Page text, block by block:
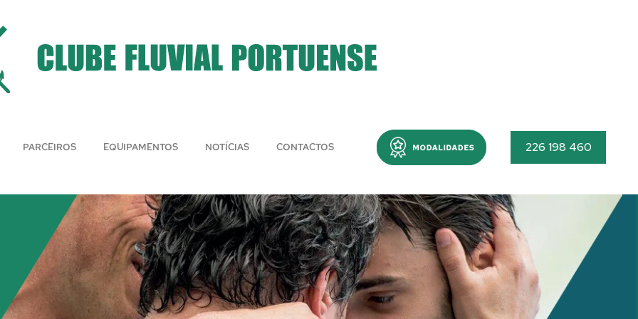
PARCEIROS EQUIPAMENTOS NOTÍCIAS CONTACTOS Menu 226 198 460